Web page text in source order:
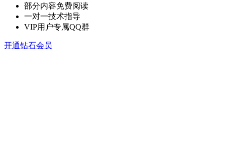
部分内容免费阅读
一对一技术指导
VIP用户专属QQ群
开通钻石会员